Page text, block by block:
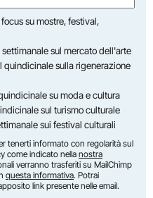
focus su mostre, festival,
settimanale sul mercato dell'arte
quindicinale sulla rigenerazione
su moda e cultura
sul turismo culturale
sui festival culturali
tenerti informato con regolarità sul
come indicato nella nostra
verranno trasferiti su MailChimp
questa informativa. Potrai
link presente nelle email.